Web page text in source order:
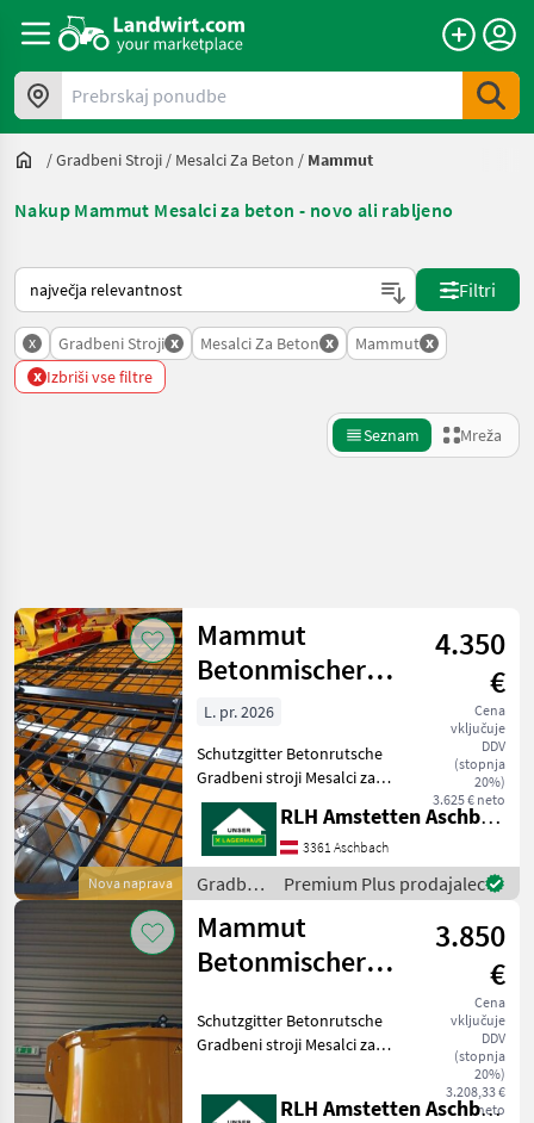
Prebrskaj ponudbe
/Gradbeni Stroji / Mesalci Za Beton / Mammut
Nakup Mammut Mesalci za beton - novo ali rabljeno
Tako je razvrščeno na Landwirt.com
Filtri
x Gradbeni Stroji x Mesalci Za Beton x Mammut x
x Izbriši vse filtre
Seznam Mreža
Kategorija 4 Država
TRENUTNA
POT
Gradbena
tehnika
Gradbeni
Stroji
Mesalci
Za
IZBERITE
KATEGORIJO
Mammut
Stockmann
Ponastavi
Prikaži 29
rezultatov
Nova naprava
Mammut
Betonmischer
Turbo Mix TM
150
4.350
€
Cena
vključuje
DDV
(stopnja
20%)
3.625 € neto
L. pr. 2026
Schutzgitter Betonrutsche
Gradbeni stroji Mesalci za
beton
RLH Amstetten Aschbach
3361 Aschbach
Gradbeni
stroji /
Mammut
Premium Plus prodajalec
Mammut
Betonmischer
125
3.850
€
Cena
vključuje
DDV
(stopnja
20%)
3.208,33 €
neto
Schutzgitter Betonrutsche
Gradbeni stroji Mesalci za
RLH Amstetten Aschbach